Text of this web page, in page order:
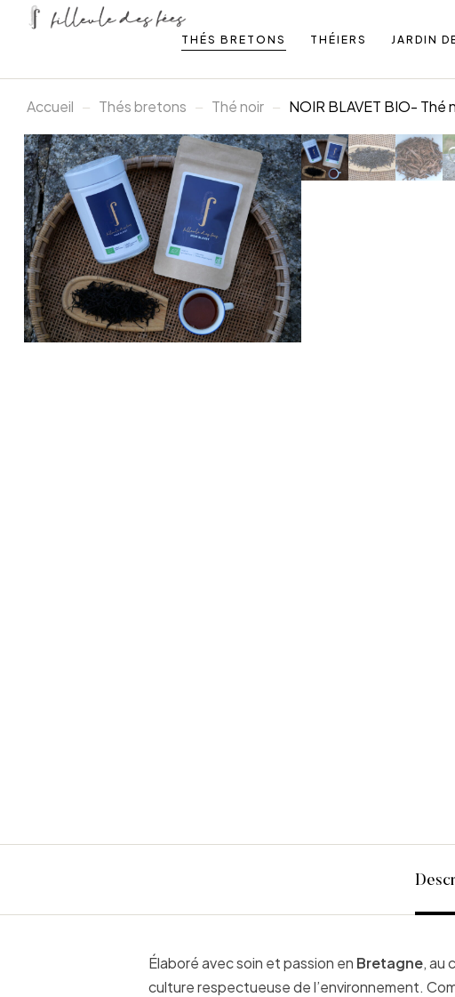
THÉS BRETONS THÉIERS JARDIN
Accueil Thés bretons Thé noir NOIR BLAVET BIO-
Élaboré avec soin et passion en Bretagne, au
culture respectueuse de l’environnement.